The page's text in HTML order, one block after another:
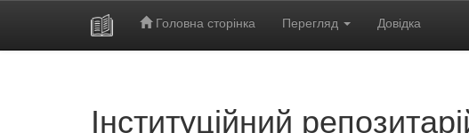
Головна сторінка Перегляд Довідка
Інституційний